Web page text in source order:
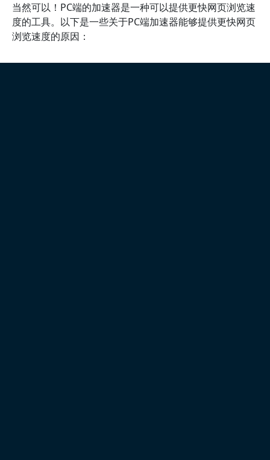
当然可以！PC端的加速器是一种可以提供更快网页浏览速
度的工具。以下是一些关于PC端加速器能够提供更快网页
浏览速度的原因：